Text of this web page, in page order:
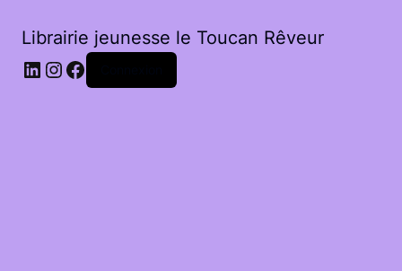
Librairie jeunesse le Toucan Rêveur
LinkedIn
Instagram
Facebook